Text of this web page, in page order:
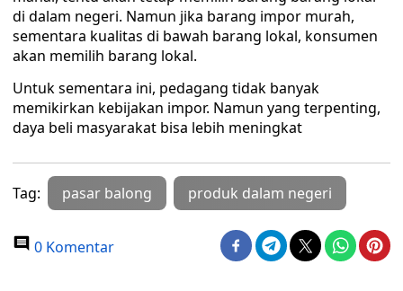
di dalam negeri. Namun jika barang impor murah,
sementara kualitas di bawah barang lokal, konsumen
akan memilih barang lokal.
Untuk sementara ini, pedagang tidak banyak
memikirkan kebijakan impor. Namun yang terpenting,
daya beli masyarakat bisa lebih meningkat
Tag: pasar balong produk dalam negeri
0 Komentar